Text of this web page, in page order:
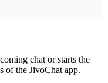
chat or starts the
of the JivoChat app.